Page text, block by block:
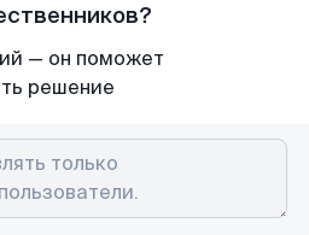
— он поможет
решение